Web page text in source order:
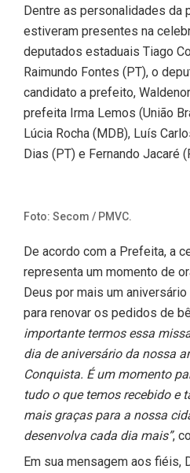
Dentre as personalidades da
estiveram presentes na
deputados estaduais Tiago
Raimundo Fontes (PT), o
candidato a prefeito,
prefeita Irma Lemos (União
Lúcia Rocha (MDB), Luís
Dias (PT) e Fernando Jacaré
Foto: Secom / PMVC.
De acordo com a Prefeita, a
representa um momento de
Deus por mais um
para renovar os pedidos de
importante termos essa
dia de aniversário da nossa
Conquista. É um momento
tudo o que temos recebido e
mais graças para a nossa
desenvolva cada dia mais”,
Em sua mensagem aos fiéis,